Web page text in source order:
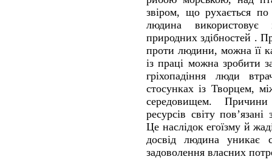
звіром, що рухається
людина використовує
природних здібностей .
проти людини, можна її
із праці можна зробити
гріхопадіння люди
стосунках із Творцем,
середовищем.
ресурсів світу
Це наслідок егоїзму й
досвід людина уникає
задоволення власних